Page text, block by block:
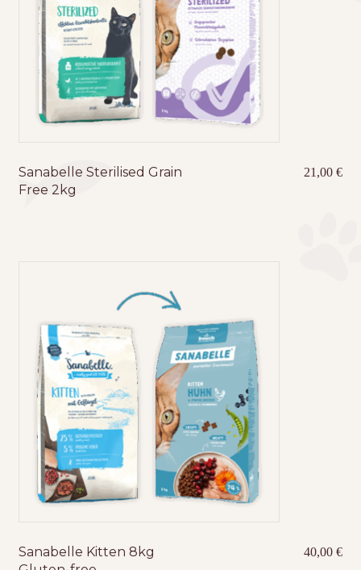
Sanabelle Sterilised Grain
Free 2kg
21,00€
Sanabelle Kitten 8kg
40,00€